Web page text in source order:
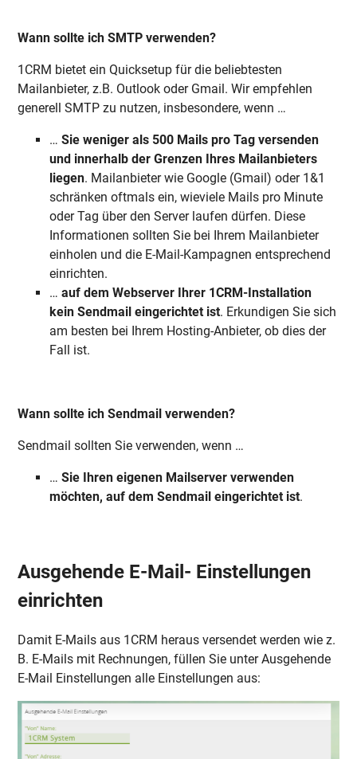
Wann sollte ich SMTP verwenden?
1CRM bietet ein Quicksetup für die beliebtesten
Mailanbieter, z.B. Outlook oder Gmail. Wir empfehlen
generell SMTP zu nutzen, insbesondere, wenn …
…Sie weniger als 500 Mails pro Tag versenden
und innerhalb der Grenzen Ihres Mailanbieters
liegen. Mailanbieter wie Google (Gmail) oder 1&1
schränken oftmals ein, wieviele Mails pro Minute
oder Tag über den Server laufen dürfen. Diese
Informationen sollten Sie bei Ihrem Mailanbieter
einholen und die E-Mail-Kampagnen entsprechend
einrichten.
…auf dem Webserver Ihrer 1CRM-Installation
kein Sendmail eingerichtet ist. Erkundigen Sie sich
am besten bei Ihrem Hosting-Anbieter, ob dies der
Fall ist.
Wann sollte ich Sendmail verwenden?
Sendmail sollten Sie verwenden, wenn …
…Sie Ihren eigenen Mailserver verwenden
möchten, auf dem Sendmail eingerichtet ist.
Ausgehende E-Mail- Einstellungen
einrichten
Damit E-Mails aus 1CRM heraus versendet werden wie z.
B. E-Mails mit Rechnungen, füllen Sie unter Ausgehende
E-Mail Einstellungen alle Einstellungen aus: